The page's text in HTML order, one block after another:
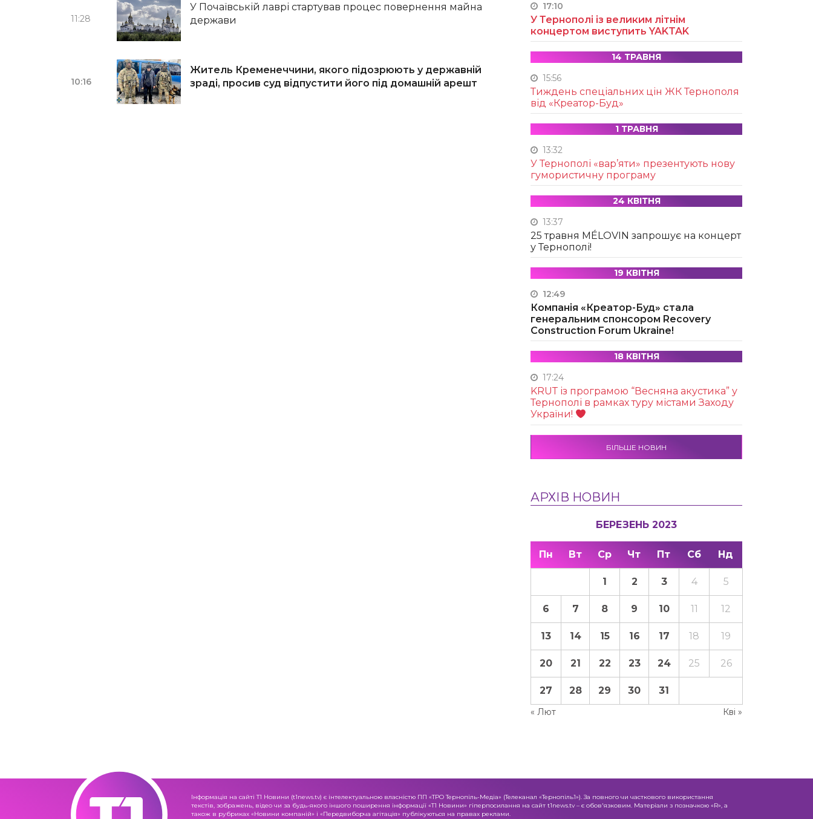
11:28
У Почаївській лаврі стартував процес повернення майна
держави
10:16
Житель Кременеччини, якого підозрюють у державній
зраді, просив суд відпустити його під домашній арешт
17:10
У Тернополі із великим літнім
концертом виступить YAKTAK
14 ТРАВНЯ
15:56
Тиждень спеціальних цін ЖК Тернополя
від «Креатор-Буд»
1 ТРАВНЯ
13:32
У Тернополі «вар’яти» презентують нову
гумористичну програму
24 КВІТНЯ
13:37
25 травня MÉLOVIN запрошує на концерт
у Тернополі!
19 КВІТНЯ
12:49
Компанія «Креатор-Буд» стала
генеральним спонсором Recovery
Construction Forum Ukraine!
18 КВІТНЯ
17:24
KRUТ із програмою “Весняна акустика” у
Тернополі в рамках туру містами Заходу
України!
БІЛЬШЕ НОВИН
АРХІВ НОВИН
БЕРЕЗЕНЬ 2023
Пн Вт Ср Чт Пт Сб Нд
« Лют Кві »
1 2 3 4 5
6 7 8 9 10 11 12
13 14 15 16 17 18 19
20 21 22 23 24 25 26
27 28 29 30 31
Інформація на сайті Т1 Новини (t1news.tv) є інтелектуальною власністю ПП «ТРО Тернопіль-Медіа» (Телеканал «Тернопіль1»). За повного чи часткового використання
текстів, зображень, відео чи за будь-якого іншого поширення інформації «Т1 Новини» гіперпосилання на сайт t1news.tv – є обов'язковим. Матеріали з позначкою «R», а
також в рубриках «Новини компаній» і «Передвиборча агітація» публікуються на правах реклами.